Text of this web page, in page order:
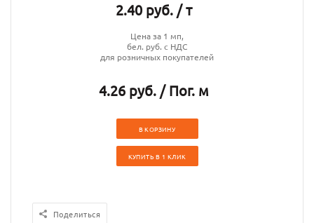
2.40 руб. / т
Цена за 1 мп,
бел. руб. с НДС
для розничных покупателей
4.26 руб. / Пог. м
В КОРЗИНУ
КУПИТЬ В 1 КЛИК
Поделиться